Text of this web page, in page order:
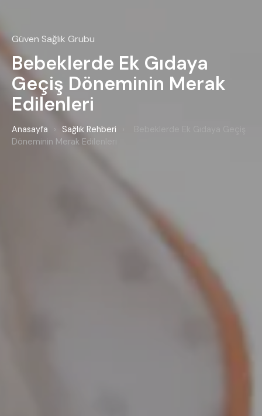
Güven Sağlık Grubu
Bebeklerde Ek Gıdaya
Geçiş Döneminin Merak
Edilenleri
Anasayfa › Sağlık Rehberi
Döneminin Merak Edilenleri